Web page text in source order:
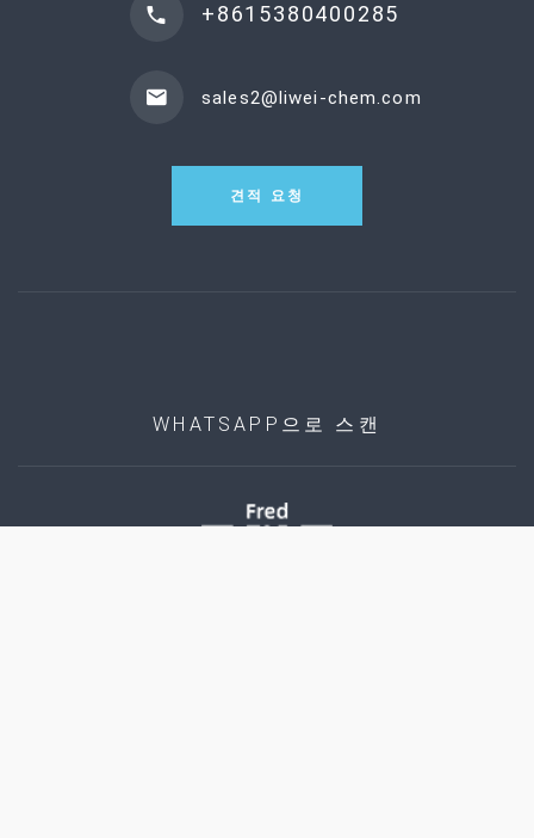
+8615380400285
sales2@liwei-chem.com
견적 요청
WHATSAPP으로 스캔